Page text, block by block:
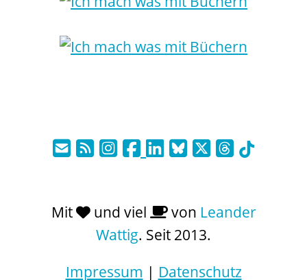
Mit und viel von Leander
Wattig. Seit 2013.
Impressum | Datenschutz